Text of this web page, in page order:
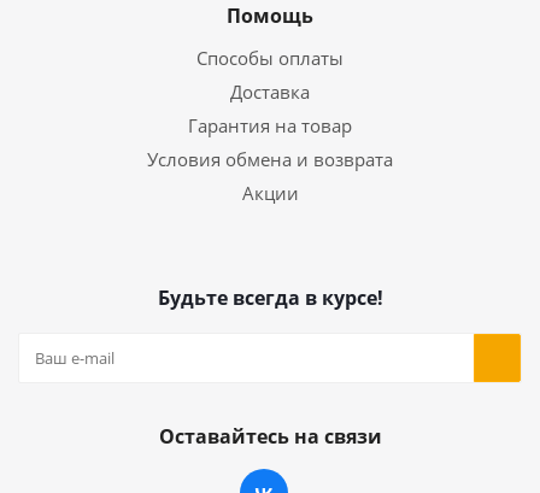
Помощь
Способы оплаты
Доставка
Гарантия на товар
Условия обмена и возврата
Акции
Будьте всегда в курсе!
Оставайтесь на связи